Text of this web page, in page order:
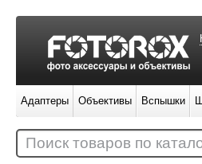
Адаптеры Объективы Вспышки
Поиск товаров по